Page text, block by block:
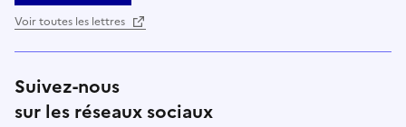
Voir toutes les lettres
Suivez-nous
sur les réseaux sociaux